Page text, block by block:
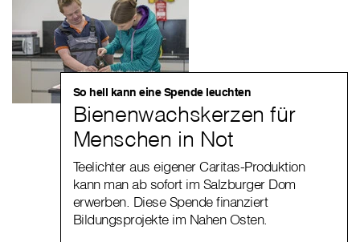
So hell kann eine Spende leuchten
Bienenwachskerzen für
Menschen in Not
Teelichter aus eigener Caritas-Produktion
kann man ab sofort im Salzburger Dom
erwerben. Diese Spende finanziert
Bildungsprojekte im Nahen Osten.